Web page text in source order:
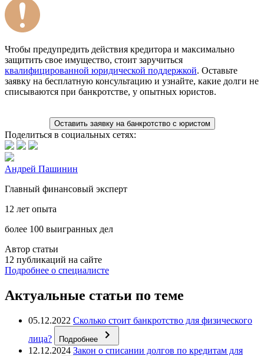
Чтобы предупредить действия кредитора и максимально
защитить свое имущество, стоит заручиться
квалифицированной юридической поддержкой. Оставьте
заявку на бесплатную консультацию и узнайте, какие долги не
списываются при банкротстве, у опытных юристов.
Оставить заявку на банкротство с юристом
Поделиться в социальных сетях:
Андрей Пашинин
Главный финансовый эксперт
12 лет опыта
более 100 выигранных дел
Автор статьи
12 публикаций на сайте
Подробнее о специалисте
Актуальные статьи по теме
05.12.2022 Сколько стоит банкротство для физического
лица?
Подробнее
12.12.2024 Закон о списании долгов по кредитам для